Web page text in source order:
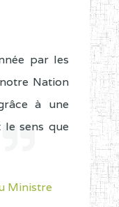
par les
Nation
à une
sens que
Ministre